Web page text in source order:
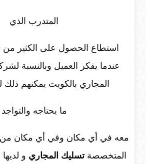
المتدرب الذي
استطاع الحصول على الكثير من
عندما يفكر العميل وبالنسبة
المجاري بالكويت يمكنهم ذلك
ما يحتاجه والتواجد
معه في أي مكان وفي أي مكان
المتخصصة تسليك المجاري و